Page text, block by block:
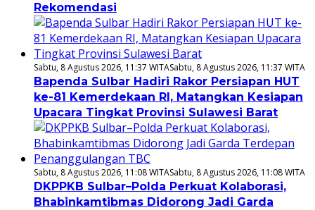
Rekomendasi
Sabtu, 8 Agustus 2026, 11:37 WITASabtu, 8 Agustus 2026, 11:37 WITA
Bapenda Sulbar Hadiri Rakor Persiapan HUT
ke-81 Kemerdekaan RI, Matangkan Kesiapan
Upacara Tingkat Provinsi Sulawesi Barat
Sabtu, 8 Agustus 2026, 11:08 WITASabtu, 8 Agustus 2026, 11:08 WITA
DKPPKB Sulbar–Polda Perkuat Kolaborasi,
Bhabinkamtibmas Didorong Jadi Garda